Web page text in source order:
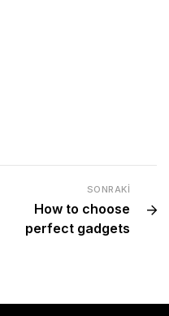
SONRAKI
How to choose
perfect gadgets